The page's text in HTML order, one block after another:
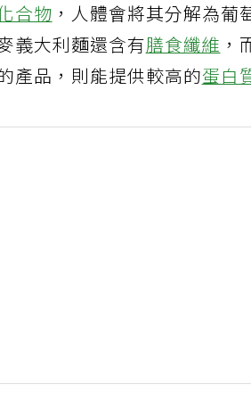
合物 ，人體會將其分解為
義大利麵還含有膳食纖維 ，
產品，則能提供較高的蛋白